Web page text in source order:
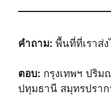
คำถาม: พื้นที่ที่เราส่ง
ตอบ: กรุงเทพฯ ปริ
ปทุมธานี สมุทรปราก